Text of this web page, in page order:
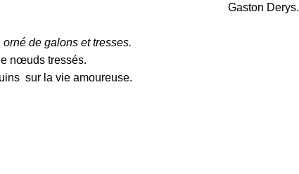
Gaston Derys.
de galons et tresses.
nœuds tressés.
sur la vie amoureuse.